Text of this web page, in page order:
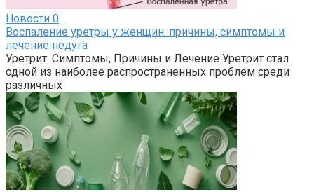
Новости 0
Воспаление уретры у женщин: причины, симптомы и
лечение недуга
Уретрит: Симптомы, Причины и Лечение Уретрит стал
одной из наиболее распространенных проблем среди
различных